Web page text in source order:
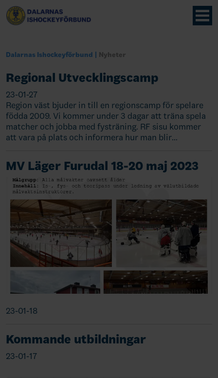
Dalarnas Ishockeyförbund Nyheter
Regional Utvecklingscamp
23-01-27
Region väst bjuder in till en regionscamp för spelare
födda 2009. Vi kommer under 3 dagar att träna spela
matcher och jobba med fysträning. RF sisu kommer
att vara på plats och informera hur man blir…
MV Läger Furudal 18-20 maj 2023
23-01-18
Kommande utbildningar
23-01-17